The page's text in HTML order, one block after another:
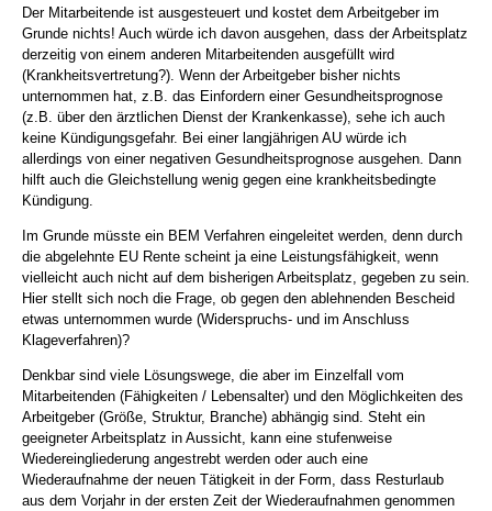
Der Mitarbeitende ist ausgesteuert und kostet dem Arbeitgeber im
Grunde nichts! Auch würde ich davon ausgehen, dass der Arbeitsplatz
derzeitig von einem anderen Mitarbeitenden ausgefüllt wird
(Krankheitsvertretung?). Wenn der Arbeitgeber bisher nichts
unternommen hat, z.B. das Einfordern einer Gesundheitsprognose
(z.B. über den ärztlichen Dienst der Krankenkasse), sehe ich auch
keine Kündigungsgefahr. Bei einer langjährigen AU würde ich
allerdings von einer negativen Gesundheitsprognose ausgehen. Dann
hilft auch die Gleichstellung wenig gegen eine krankheitsbedingte
Kündigung.
Im Grunde müsste ein BEM Verfahren eingeleitet werden, denn durch
die abgelehnte EU Rente scheint ja eine Leistungsfähigkeit, wenn
vielleicht auch nicht auf dem bisherigen Arbeitsplatz, gegeben zu sein.
Hier stellt sich noch die Frage, ob gegen den ablehnenden Bescheid
etwas unternommen wurde (Widerspruchs- und im Anschluss
Klageverfahren)?
Denkbar sind viele Lösungswege, die aber im Einzelfall vom
Mitarbeitenden (Fähigkeiten / Lebensalter) und den Möglichkeiten des
Arbeitgeber (Größe, Struktur, Branche) abhängig sind. Steht ein
geeigneter Arbeitsplatz in Aussicht, kann eine stufenweise
Wiedereingliederung angestrebt werden oder auch eine
Wiederaufnahme der neuen Tätigkeit in der Form, dass Resturlaub
aus dem Vorjahr in der ersten Zeit der Wiederaufnahmen genommen